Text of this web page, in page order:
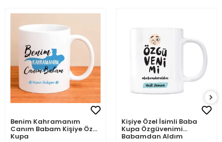
Benim Kahramanım
Canım Babam Kişiye Özel
Kupa
Kişiye Özel İsimli Baba
Kupa Özgüvenimi
Babamdan Aldım